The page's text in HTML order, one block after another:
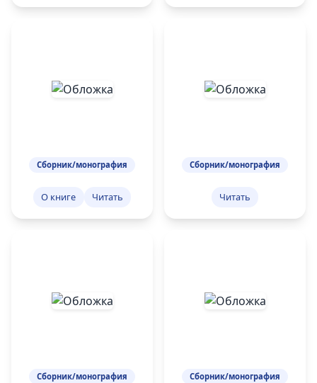
Сборник/монография
О книге Читать
Сборник/монография
Читать
Сборник/монография Сборник/монография